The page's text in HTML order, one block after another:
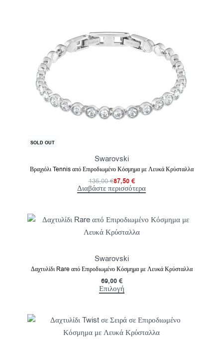
-35% OFF
SOLD OUT
Swarovski
Βραχιόλι Tennis από Επιροδιωμένο Κόσμημα με Λευκά Κρύσταλλα
135,00€87,50 €
Διαβάστε περισσότερα
Swarovski
Δαχτυλίδι Rare από Επιροδιωμένο Κόσμημα με Λευκά Κρύσταλλα
69,00 €
Επιλογή